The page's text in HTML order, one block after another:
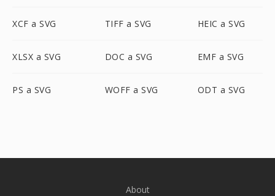
XCF a SVG TIFF a SVG HEIC a SVG
XLSX a SVG DOC a SVG EMF a SVG
PS a SVG WOFF a SVG ODT a SVG
About